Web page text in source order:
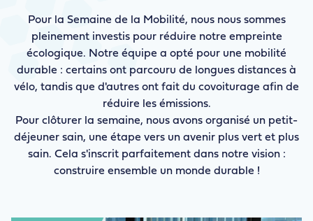
Pour la Semaine de la Mobilité, nous nous sommes
pleinement investis pour réduire notre empreinte
écologique. Notre équipe a opté pour une mobilité
durable : certains ont parcouru de longues distances à
vélo, tandis que d'autres ont fait du covoiturage afin de
réduire les émissions.
Pour clôturer la semaine, nous avons organisé un petit-
déjeuner sain, une étape vers un avenir plus vert et plus
sain. Cela s'inscrit parfaitement dans notre vision :
construire ensemble un monde durable !